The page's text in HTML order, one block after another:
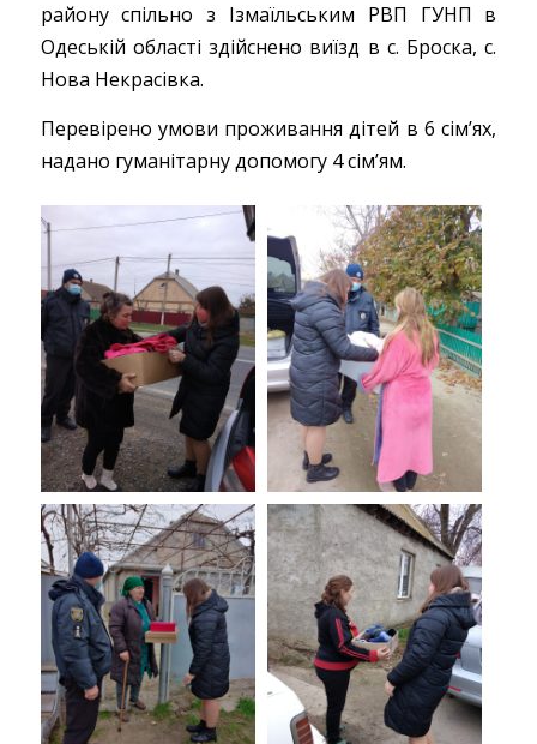
району спільно з Ізмаїльським РВП ГУНП в
Одеській області здійснено виїзд в с. Броска, с.
Нова Некрасівка.
Перевірено умови проживання дітей в 6 сім’ях,
надано гуманітарну допомогу 4 сім’ям.